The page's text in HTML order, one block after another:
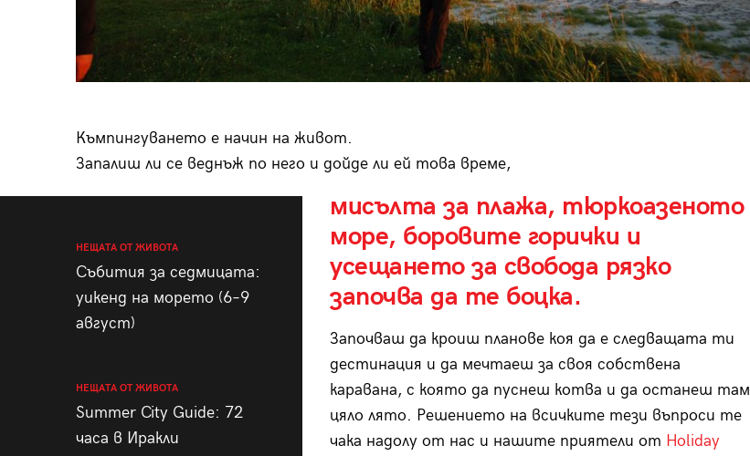
Къмпингуването е начин на живот.
Запалиш ли се веднъж по него и дойде ли ей това време,
НЕЩАТА ОТ ЖИВОТА
Събития за седмицата:
уикенд на морето (6–9
август)
НЕЩАТА ОТ ЖИВОТА
Summer City Guide: 72
часа в Иракли
мисълта за плажа, тюркоазеното
море, боровите горички и
усещането за свобода рязко
започва да те боцка.
Започваш да кроиш планове коя да е следващата ти
дестинация и да мечтаеш за своя собствена
каравана, с която да пуснеш котва и да останеш там
цяло лято. Решението на всичките тези въпроси те
чака надолу от нас и нашите приятели от Holiday